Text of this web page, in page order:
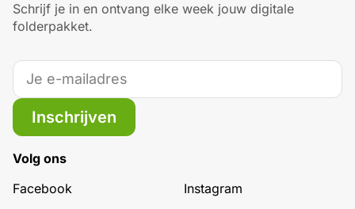
Schrijf je in en ontvang elke week jouw digitale
folderpakket.
Inschrijven
Volg ons
Facebook
Instagram